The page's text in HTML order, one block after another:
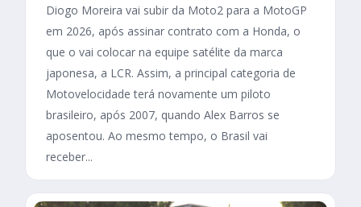
Diogo Moreira vai subir da Moto2 para a MotoGP
em 2026, após assinar contrato com a Honda, o
que o vai colocar na equipe satélite da marca
japonesa, a LCR. Assim, a principal categoria de
Motovelocidade terá novamente um piloto
brasileiro, após 2007, quando Alex Barros se
aposentou. Ao mesmo tempo, o Brasil vai
receber...